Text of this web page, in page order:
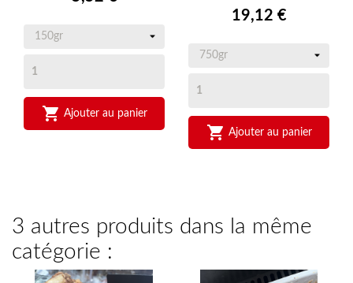
 Ajouter au panier
Prix
19,12 €
 Ajouter au panier
3 autres produits dans la même
catégorie :